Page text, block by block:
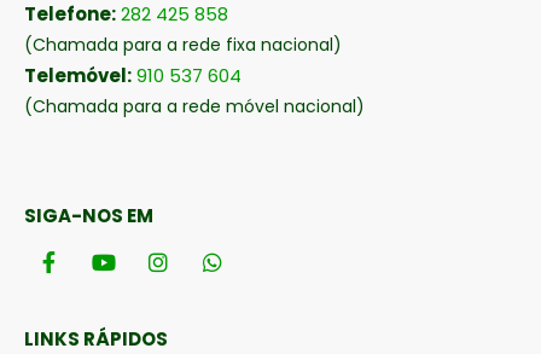
Telefone:282 425 858
(Chamada para a rede fixa nacional)
Telemóvel:910 537 604
(Chamada para a rede móvel nacional)
SIGA-NOS EM
LINKS RÁPIDOS